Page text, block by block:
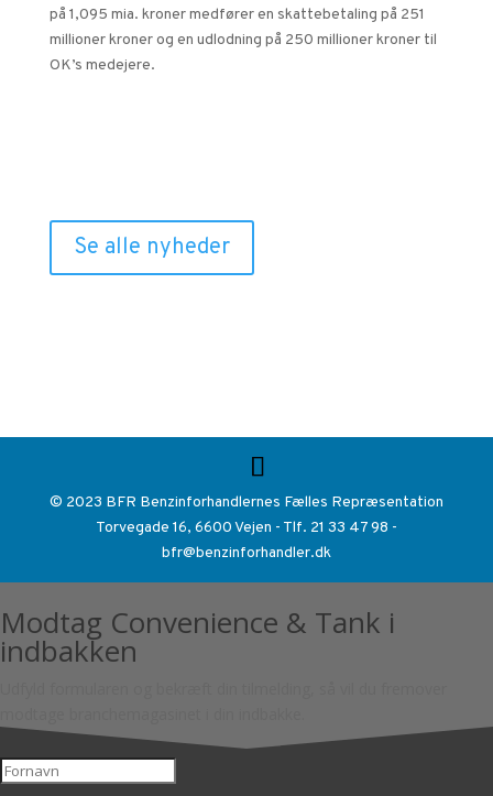
på 1,095 mia. kroner medfører en skattebetaling på 251
millioner kroner og en udlodning på 250 millioner kroner til
OK’s medejere.
Se alle nyheder
© 2023 BFR Benzinforhandlernes Fælles Repræsentation
Torvegade 16, 6600 Vejen - Tlf. 21 33 47 98 -
bfr@benzinforhandler.dk
Modtag Convenience & Tank i
indbakken